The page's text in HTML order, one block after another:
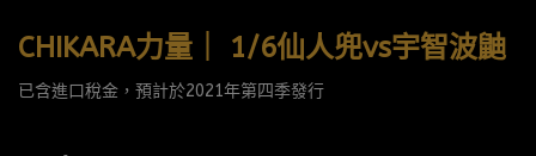
CHIKARA力量｜ 1/6仙人兜vs宇智波鼬
已含進口稅金，預計於2021年第四季發行